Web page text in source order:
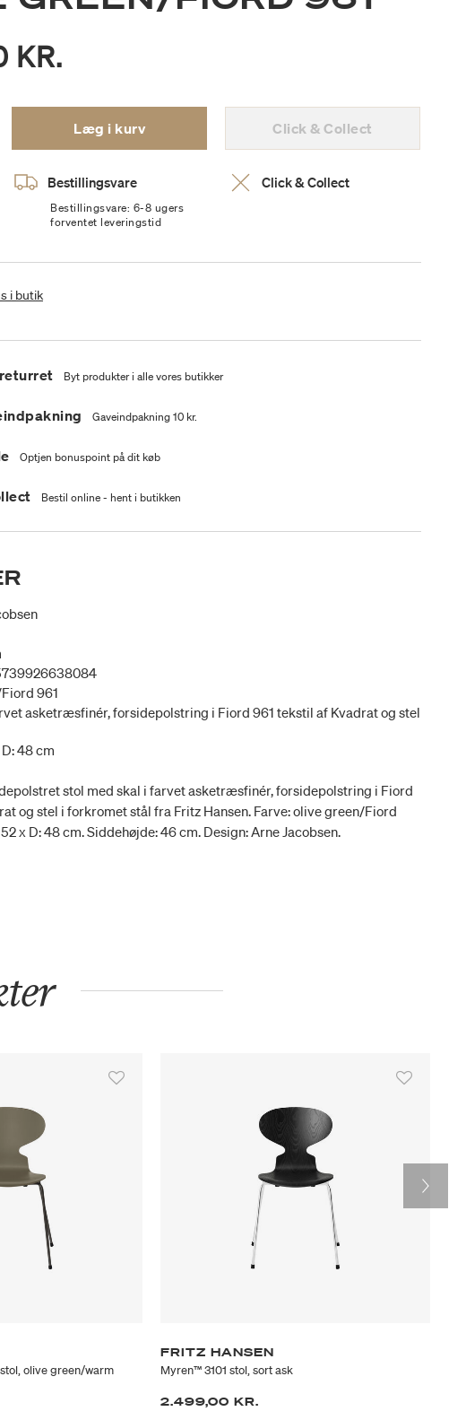
KR.
Læg i kurv Click & Collect
Bestillingsvare
Bestillingsvare: 6-8 ugers
forventet leveringstid
Click & Collect
i butik
Byt produkter i alle vores butikker
Gaveindpakning 10 kr.
Optjen bonuspoint på dit køb
Bestil online - hent i butikken
961
asketræsfinér, forsidepolstring i Fiord 961 tekstil af Kvadrat og stel
48 cm
stol med skal i farvet asketræsfinér, forsidepolstring i Fiord
og stel i forkromet stål fra Fritz Hansen. Farve: olive green/Fiord
52 x D: 48 cm. Siddehøjde: 46 cm. Design: Arne Jacobsen.
olive green/warm
FRITZ HANSEN
Myren™ 3101 stol, sort ask
2.499,00 KR.